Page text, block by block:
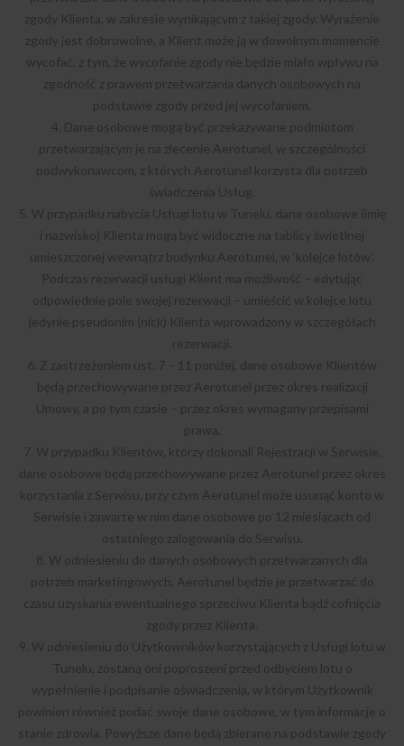
zgody Klienta, w zakresie wynikającym z takiej zgody. Wyrażenie
zgody jest dobrowolne, a Klient może ją w dowolnym momencie
wycofać, z tym, że wycofanie zgody nie będzie miało wpływu na
zgodność z prawem przetwarzania danych osobowych na
podstawie zgody przed jej wycofaniem.
4. Dane osobowe mogą być przekazywane podmiotom
przetwarzającym je na zlecenie Aerotunel, w szczególności
podwykonawcom, z których Aerotunel korzysta dla potrzeb
świadczenia Usług.
5. W przypadku nabycia Usługi lotu w Tunelu, dane osobowe (imię
i nazwisko) Klienta mogą być widoczne na tablicy świetlnej
umieszczonej wewnątrz budynku Aerotunel, w ‘kolejce lotów’.
Podczas rezerwacji usługi Klient ma możliwość – edytując
odpowiednie pole swojej rezerwacji – umieścić w kolejce lotu
jedynie pseudonim (nick) Klienta wprowadzony w szczegółach
rezerwacji.
6. Z zastrzeżeniem ust. 7 – 11 poniżej, dane osobowe Klientów
będą przechowywane przez Aerotunel przez okres realizacji
Umowy, a po tym czasie – przez okres wymagany przepisami
prawa.
7. W przypadku Klientów, którzy dokonali Rejestracji w Serwisie,
dane osobowe będą przechowywane przez Aerotunel przez okres
korzystania z Serwisu, przy czym Aerotunel może usunąć konto w
Serwisie i zawarte w nim dane osobowe po 12 miesiącach od
ostatniego zalogowania do Serwisu.
8. W odniesieniu do danych osobowych przetwarzanych dla
potrzeb marketingowych, Aerotunel będzie je przetwarzać do
czasu uzyskania ewentualnego sprzeciwu Klienta bądź cofnięcia
zgody przez Klienta.
9. W odniesieniu do Użytkowników korzystających z Usługi lotu w
Tunelu, zostaną oni poproszeni przed odbyciem lotu o
wypełnienie i podpisanie oświadczenia, w którym Użytkownik
powinien również podać swoje dane osobowe, w tym informacje o
stanie zdrowia. Powyższe dane będą zbierane na podstawie zgody